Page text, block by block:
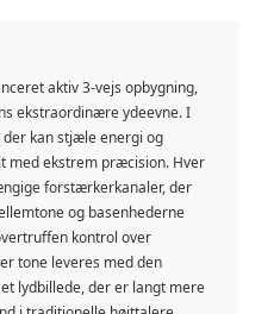
aktiv 3-vejs opbygning,
ekstraordinære ydeevne. I
kan stjæle energi og
med ekstrem præcision. Hver
forstærkerkanaler, der
og basenhederne
kontrol over
tone leveres med den
lydbillede, der er langt mere